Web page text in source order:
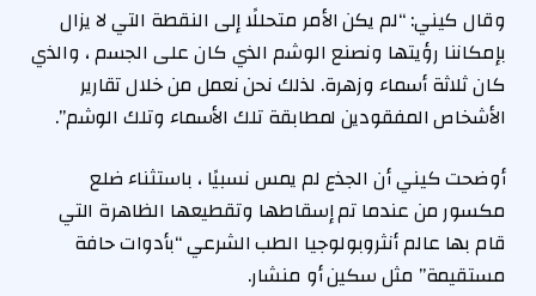
وقال كيني: “لم يكن الأمر متحللًا إلى النقطة التي لا يزال
بإمكاننا رؤيتها ونصنع الوشم الذي كان على الجسم ، والذي
كان ثلاثة أسماء وزهرة. لذلك نحن نعمل من خلال تقارير
الأشخاص المفقودين لمطابقة تلك الأسماء وتلك الوشم”.
أوضحت كيني أن الجذع لم يمس نسبيًا ، باستثناء ضلع
مكسور من عندما تم إسقاطها وتقطيعها الظاهرة التي
قام بها عالم أنثروبولوجيا الطب الشرعي “بأدوات حافة
مستقيمة” مثل سكين أو منشار.